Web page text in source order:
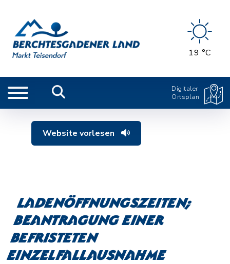
19 °C
Digitaler
Ortsplan
Website vorlesen
Ladenöffnungszeiten;
Beantragung einer
befristeten
Einzelfallausnahme